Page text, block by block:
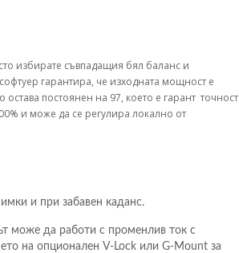
избирате съвпадащия бял баланс и
гарантира, че изходната мощност е
постоянен на 97, което е гарант точност
и може да се регулира локално от
и при забавен каданс.
може да работи с променлив ток с
на опционален V-Lock или G-Mount за